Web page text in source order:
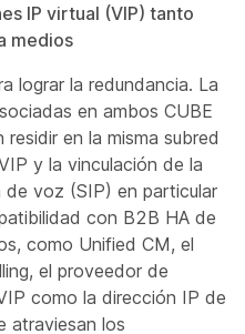
IP virtual (VIP) tanto
medios
lograr la redundancia. La
en ambos CUBE
en la misma subred
y la vinculación de la
voz (SIP) en particular
con B2B HA de
como Unified CM, el
el proveedor de
como la dirección IP de
atraviesan los